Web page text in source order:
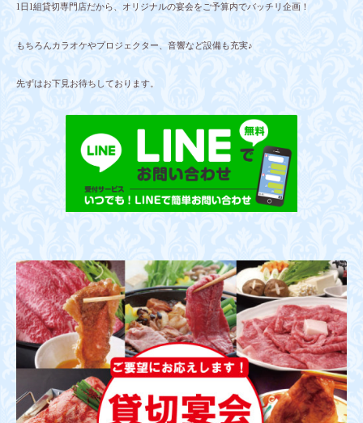
1日1組貸切専門店だから、オリジナルの宴会をご予算内でバッチリ企画！
もちろんカラオケやプロジェクター、音響など設備も充実♪
先ずはお下見お待ちしております。